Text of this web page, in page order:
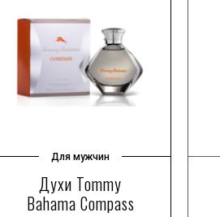
Для мужчин
Духи Tommy
Bahama Compass